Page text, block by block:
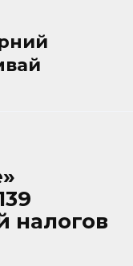
налогов